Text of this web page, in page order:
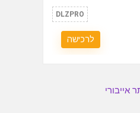
DLZPRO
לרכישה